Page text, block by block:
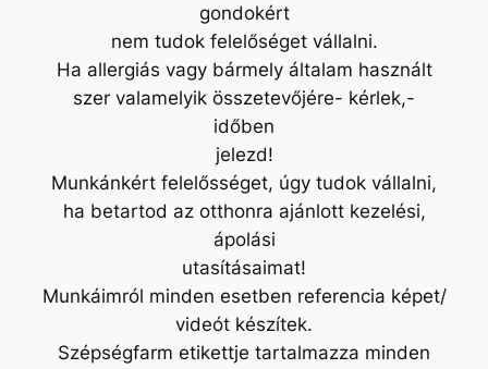
gondokért
nem tudok felelőséget vállalni.
Ha allergiás vagy bármely általam használt
szer valamelyik összetevőjére- kérlek,-
időben
jelezd!
Munkánkért felelősséget, úgy tudok vállalni,
ha betartod az otthonra ajánlott kezelési,
ápolási
utasításaimat!
Munkáimról minden esetben referencia képet/
videót készítek.
Szépségfarm etikettje tartalmazza minden